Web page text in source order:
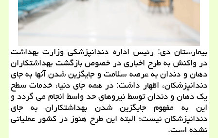
بیمارستان دی: رئیس اداره دندانپزشكی وزارت بهداشت
در واكنش به طرح اخباری در خصوص بازگشت بهداشتكاران
دهان و دندان به عرصه سلامت و جایگزین شدن آنها به جای
دندانپزشكان، اظهار داشت: در همه جای دنیا، خدمات سطح
یك دهان و دندان توسط نیروهای حد واسط انجام می گردد و
این به مفهوم جایگزین شدن بهداشتكاران به جای
دندانپزشكان نیست؛ البته این طرح هنوز در كشور عملیاتی
نشده است.